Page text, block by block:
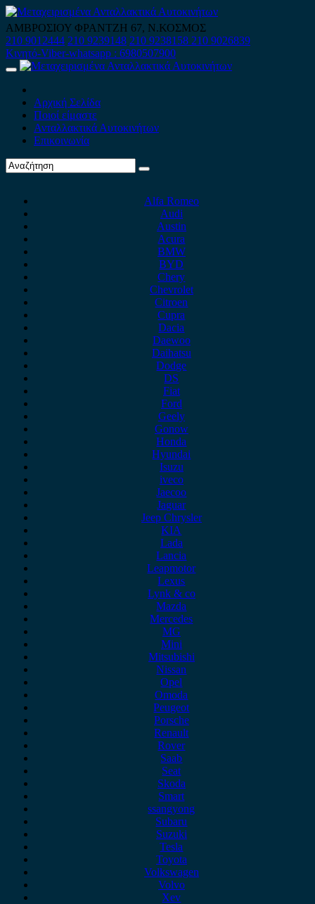
Skip
to
content
ΑΜΒΡΟΣΙΟΥ ΦΡΑΝΤΖΗ 67, Ν.ΚΟΣΜΟΣ
210 9012444 210 9239148 210 9238158 210 9026839
Κινητό-Viber-whatsapp : 6980507900
Primary
Αρχική Σελίδα
Ποιοί είμαστε
Ανταλλακτικά Αυτοκινήτων
Επικοινωνία
Alfa Romeo
Audi
Austin
Acura
BMW
BYD
Chery
Chevrolet
Citroen
Cupra
Dacia
Daewoo
Daihatsu
Dodge
DS
Fiat
Ford
Geely
Gonow
Honda
Hyundai
Isuzu
iveco
Jaecoo
Jaguar
Jeep Chrysler
KIA
Lada
Lancia
Leapmotor
Lexus
Lynk & co
Mazda
Mercedes
MG
Mini
Mitsubishi
Nissan
Opel
Omoda
Peugeot
Porsche
Renault
Rover
Saab
Seat
Skoda
Smart
ssangyong
Subaru
Suzuki
Tesla
Toyota
Volkswagen
Volvo
Xev